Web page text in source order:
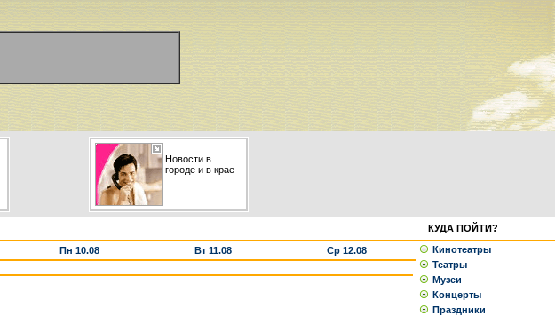
Новости в
городе и в крае
Пн 10.08 Вт 11.08
Ср 12.08
КУДА ПОЙТИ?
Кинотеатры
Театры
Музеи
Концерты
Праздники